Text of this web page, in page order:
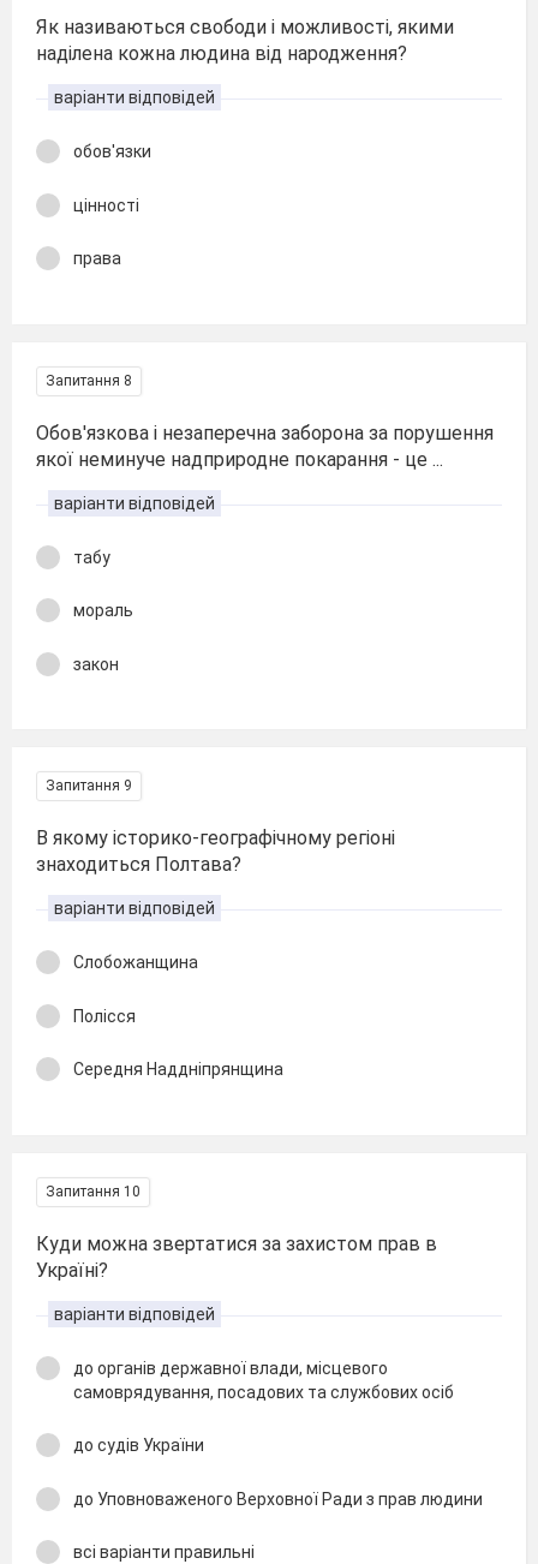
Як називаються свободи і можливості, якими
наділена кожна людина від народження?
варіанти відповідей
обов'язки
цінності
права
Запитання 8
Обов'язкова і незаперечна заборона за порушення
якої неминуче надприродне покарання - це ...
варіанти відповідей
табу
мораль
закон
Запитання 9
В якому історико-географічному регіоні
знаходиться Полтава?
варіанти відповідей
Слобожанщина
Полісся
Середня Наддніпрянщина
Запитання 10
Куди можна звертатися за захистом прав в
Україні?
варіанти відповідей
до органів державної влади, місцевого
самоврядування, посадових та службових осіб
до судів України
до Уповноваженого Верховної Ради з прав людини
всі варіанти правильні